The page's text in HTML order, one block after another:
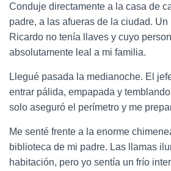
Conduje directamente a la casa de
padre, a las afueras de la ciudad.
Ricardo no tenía llaves y cuyo
absolutamente leal a mi familia.
Llegué pasada la medianoche. El
entrar pálida, empapada y
solo aseguró el perímetro y me
Me senté frente a la enorme
biblioteca de mi padre. Las llamas
habitación, pero yo sentía un frío